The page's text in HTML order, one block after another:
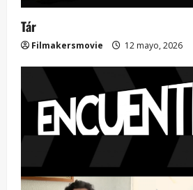
Tár
Filmakersmovie 12 mayo, 2026